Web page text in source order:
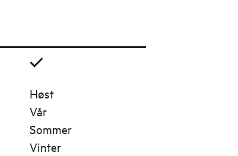
Høst
Vår
Sommer
Vinter